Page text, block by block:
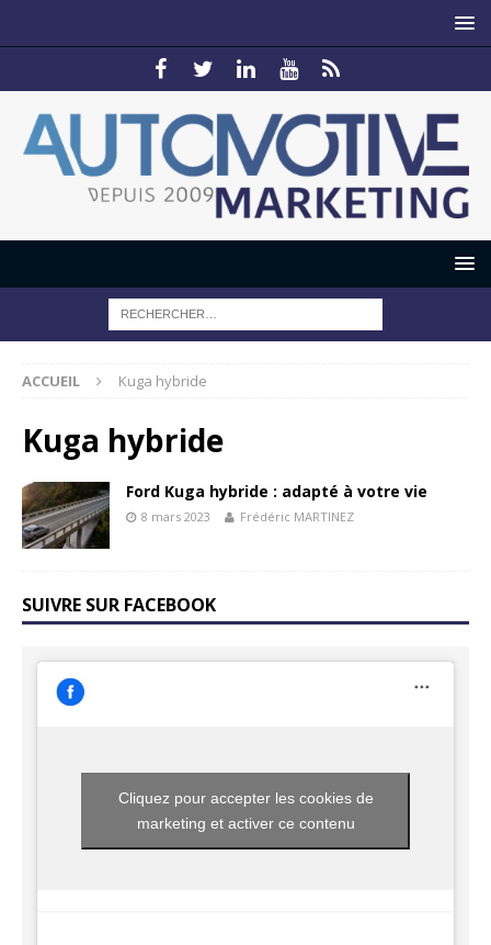
ACCUEIL Kuga hybride
Kuga hybride
Ford Kuga hybride : adapté à votre vie
8 mars 2023 Frédéric MARTINEZ
SUIVRE SUR FACEBOOK
Cliquez pour accepter les cookies de
marketing et activer ce contenu